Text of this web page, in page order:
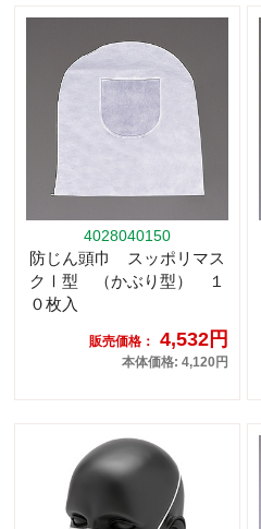
4028040150
防じん頭巾 スッポリマス
クⅠ型 （かぶり型） １
０枚入
販売価格： 4,532円
本体価格: 4,120円